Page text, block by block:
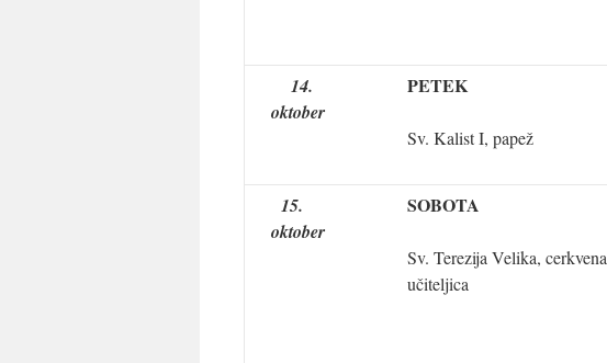
14.
oktober
PETEK
Sv. Kalist I, papež
15.
oktober
SOBOTA
Sv. Terezija Velika, cerkvena
učiteljica